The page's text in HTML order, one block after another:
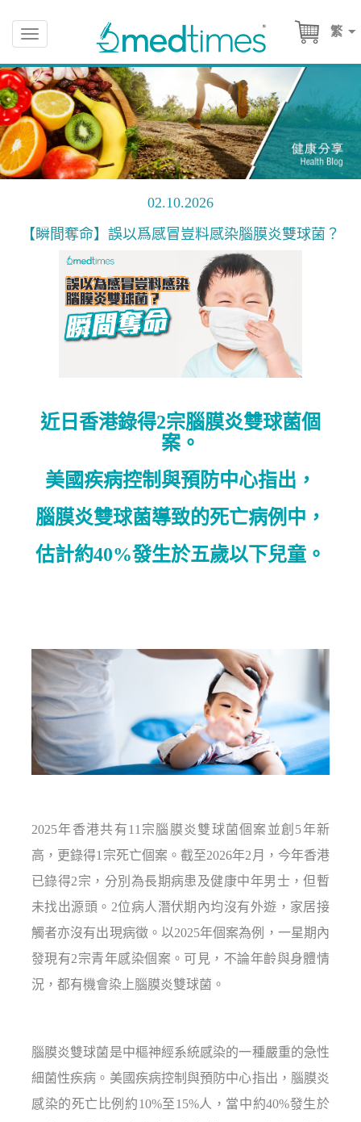
繁
Toggle
navigation
02.10.2026
【瞬間奪命】誤以爲感冒豈料感染腦膜炎雙球菌？
近日香港錄得2宗腦膜炎雙球菌個
案。
美國疾病控制與預防中心指出，
腦膜炎雙球菌導致的死亡病例中，
估計約40%發生於五歲以下兒童。
2025年香港共有11宗腦膜炎雙球菌個案並創5年新
高，更錄得1宗死亡個案。截至2026年2月，今年香港
已錄得2宗，分別為長期病患及健康中年男士，但暫
未找出源頭。2位病人潛伏期內均沒有外遊，家居接
觸者亦沒有出現病徵。以2025年個案為例，一星期內
發現有2宗青年感染個案。可見，不論年齡與身體情
況，都有機會染上腦膜炎雙球菌。
腦膜炎雙球菌是中樞神經系統感染的一種嚴重的急性
細菌性疾病。美國疾病控制與預防中心指出，腦膜炎
感染的死亡比例約10%至15%人，當中約40%發生於